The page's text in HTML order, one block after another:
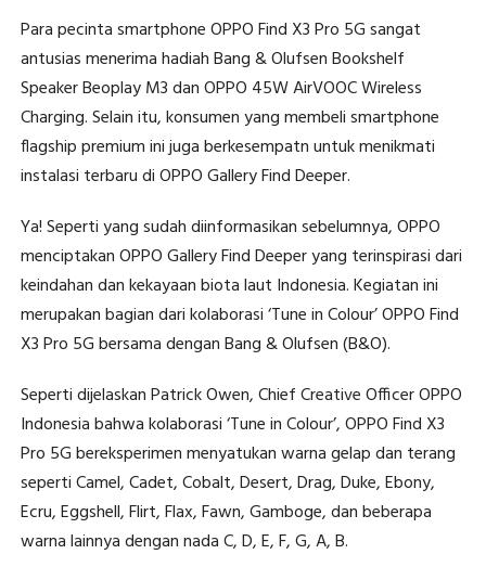
Para pecinta smartphone OPPO Find X3 Pro 5G sangat
antusias menerima hadiah Bang & Olufsen Bookshelf
Speaker Beoplay M3 dan OPPO 45W AirVOOC Wireless
Charging. Selain itu, konsumen yang membeli smartphone
flagship premium ini juga berkesempatn untuk menikmati
instalasi terbaru di OPPO Gallery Find Deeper.
Ya! Seperti yang sudah diinformasikan sebelumnya, OPPO
menciptakan OPPO Gallery Find Deeper yang terinspirasi dari
keindahan dan kekayaan biota laut Indonesia. Kegiatan ini
merupakan bagian dari kolaborasi ‘Tune in Colour’ OPPO Find
X3 Pro 5G bersama dengan Bang & Olufsen (B&O).
Seperti dijelaskan Patrick Owen, Chief Creative Officer OPPO
Indonesia bahwa kolaborasi ‘Tune in Colour’, OPPO Find X3
Pro 5G bereksperimen menyatukan warna gelap dan terang
seperti Camel, Cadet, Cobalt, Desert, Drag, Duke, Ebony,
Ecru, Eggshell, Flirt, Flax, Fawn, Gamboge, dan beberapa
warna lainnya dengan nada C, D, E, F, G, A, B.